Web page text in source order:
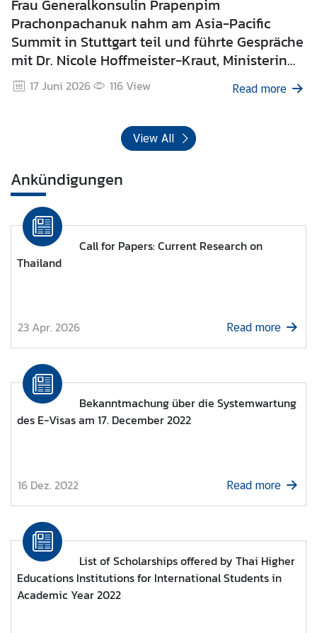
Frau Generalkonsulin Prapenpim
Prachonpachanuk nahm am Asia-Pacific
Summit in Stuttgart teil und führte Gespräche
mit Dr. Nicole Hoffmeister-Kraut, Ministerin
für Wirtschaft, Arbeit und Tourismus des
Landes Baden-Württemberg
17 Juni 2026 116View Read more
View All
Ankündigungen
Call for Papers: Current Research on
Thailand
23 Apr. 2026 Read more
Bekanntmachung über die Systemwartung
des E-Visas am 17. December 2022
16 Dez. 2022 Read more
List of Scholarships offered by Thai Higher
Educations Institutions for International Students in
Academic Year 2022